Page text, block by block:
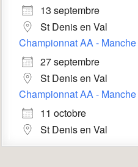
13 septembre
St Denis en Val
Championnat AA - Manche
27 septembre
St Denis en Val
Championnat AA -
11 octobre
St Denis en Val